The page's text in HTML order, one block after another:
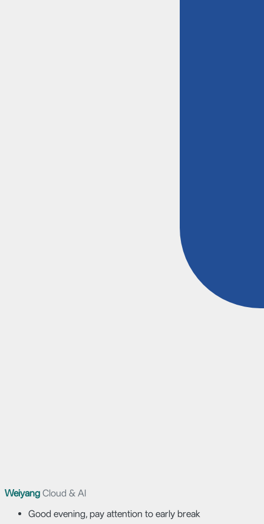
Weiyang Cloud & AI
Good evening, pay attention to early break